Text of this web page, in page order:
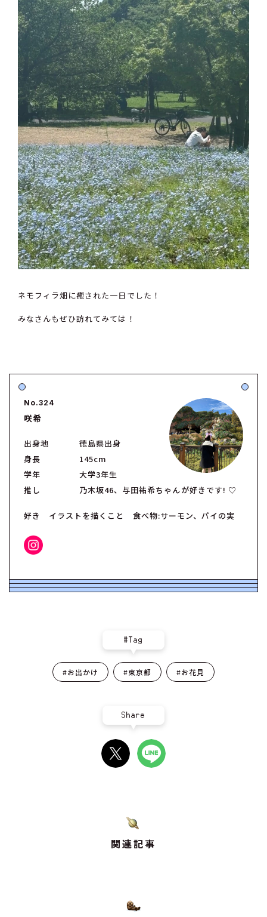
ネモフィラ畑に癒された一日でした！
みなさんもぜひ訪れてみては！
No.324
咲希
出身地
徳島県出身
身長
145cm
学年
大学3年生
推し
乃木坂46、与田祐希ちゃんが好きです! ♡
好き イラストを描くこと 食べ物:サーモン、パイの実
#Tag
#お出かけ #東京都 #お花見
Share
関連記事